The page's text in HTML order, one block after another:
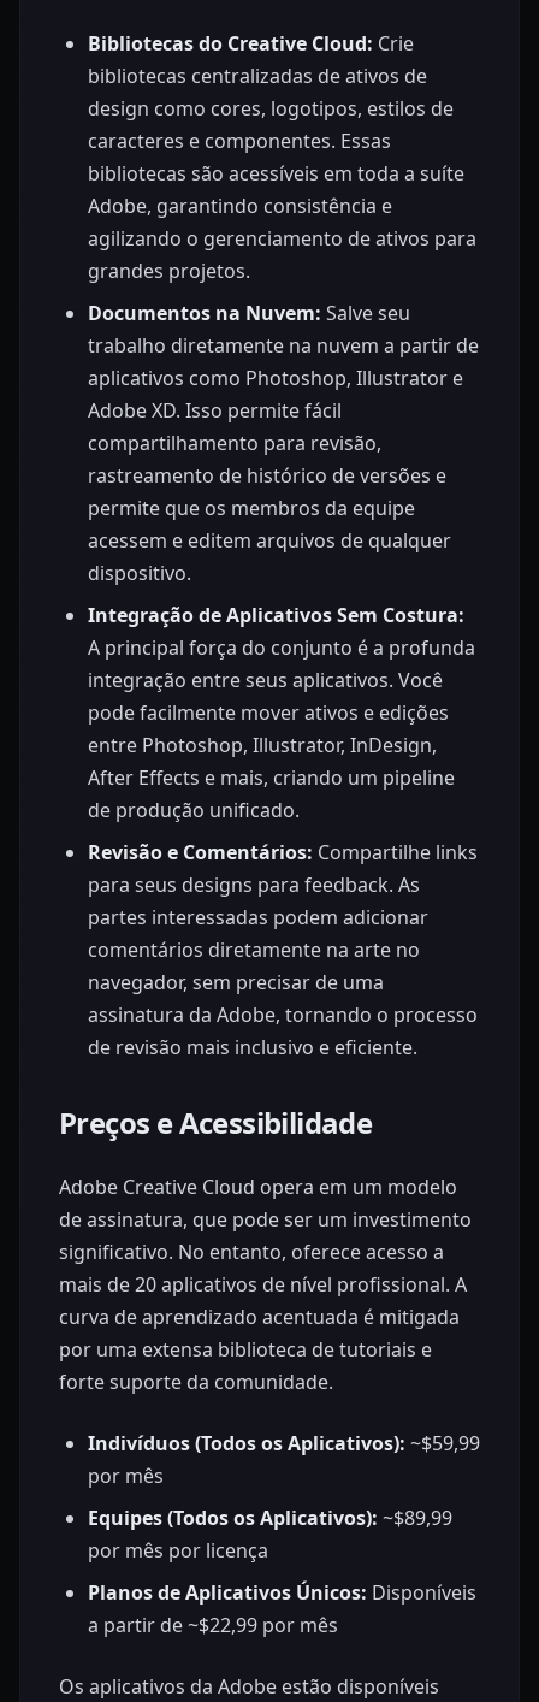
Bibliotecas do Creative Cloud: Crie
bibliotecas centralizadas de ativos de
design como cores, logotipos, estilos de
caracteres e componentes. Essas
bibliotecas são acessíveis em toda a suíte
Adobe, garantindo consistência e
agilizando o gerenciamento de ativos para
grandes projetos.
Documentos na Nuvem: Salve seu
trabalho diretamente na nuvem a partir de
aplicativos como Photoshop, Illustrator e
Adobe XD. Isso permite fácil
compartilhamento para revisão,
rastreamento de histórico de versões e
permite que os membros da equipe
acessem e editem arquivos de qualquer
dispositivo.
Integração de Aplicativos Sem Costura:
A principal força do conjunto é a profunda
integração entre seus aplicativos. Você
pode facilmente mover ativos e edições
entre Photoshop, Illustrator, InDesign,
After Effects e mais, criando um pipeline
de produção unificado.
Revisão e Comentários: Compartilhe links
para seus designs para feedback. As
partes interessadas podem adicionar
comentários diretamente na arte no
navegador, sem precisar de uma
assinatura da Adobe, tornando o processo
de revisão mais inclusivo e eficiente.
Preços e Acessibilidade
Adobe Creative Cloud opera em um modelo
de assinatura, que pode ser um investimento
significativo. No entanto, oferece acesso a
mais de 20 aplicativos de nível profissional. A
curva de aprendizado acentuada é mitigada
por uma extensa biblioteca de tutoriais e
forte suporte da comunidade.
Indivíduos (Todos os Aplicativos): ~$59,99
por mês
Equipes (Todos os Aplicativos): ~$89,99
por mês por licença
Planos de Aplicativos Únicos: Disponíveis
a partir de ~$22,99 por mês
Os aplicativos da Adobe estão disponíveis